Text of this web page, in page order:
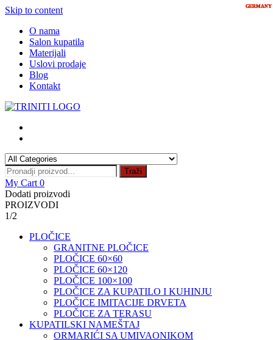
Skip to content
O nama
Salon kupatila
Materijali
Uslovi prodaje
Blog
Kontakt
Traži
My Cart 0
Dodati proizvodi
PROIZVODI
1/2
PLOČICE
GRANITNE PLOČICE
PLOČICE 60×60
PLOČICE 60×120
PLOČICE 100×100
PLOČICE ZA KUPATILO I KUHINJU
PLOČICE IMITACIJE DRVETA
PLOČICE ZA TERASU
KUPATILSKI NAMEŠTAJ
ORMARIĆI SA UMIVAONIKOM
GERMANY
GERMANY
GERMANY
GERMANY
GERMANY